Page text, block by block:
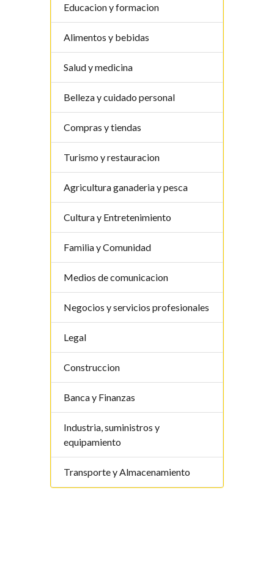
Educacion y formacion
Alimentos y bebidas
Salud y medicina
Belleza y cuidado personal
Compras y tiendas
Turismo y restauracion
Agricultura ganaderia y pesca
Cultura y Entretenimiento
Familia y Comunidad
Medios de comunicacion
Negocios y servicios profesionales
Legal
Construccion
Banca y Finanzas
Industria, suministros y
equipamiento
Transporte y Almacenamiento